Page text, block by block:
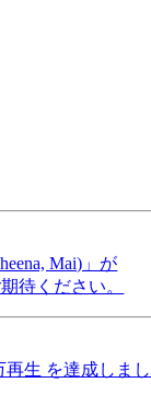
Mai)」が
待ください。
再生 を達成しまし